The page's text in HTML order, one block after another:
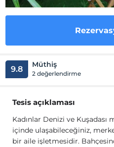
9.8 Müthiş
2 değerlendirme
Tesis açıklaması
Kadınlar Denizi ve Kuşadası
içinde ulaşabileceğiniz,
bir aile işletmesidir.